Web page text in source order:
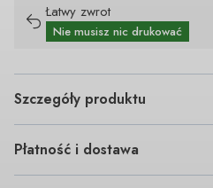
Łatwy zwrot
Nie musisz nic drukować
Szczegóły produktu
Płatność i dostawa